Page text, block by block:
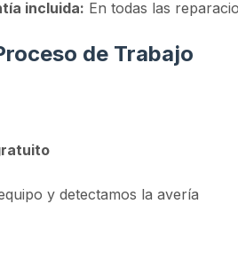
incluida: En todas las
de Trabajo
y detectamos la avería